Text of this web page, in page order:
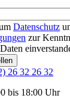
Datenschutz
zur
26 32 26 32
bis 18:00 Uhr